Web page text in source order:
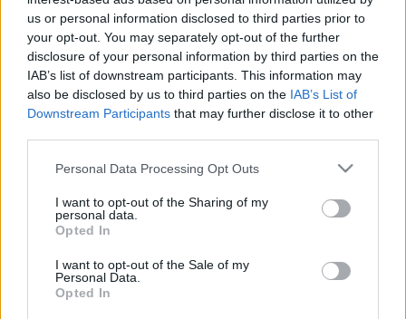
us or personal information disclosed to third parties prior to
your opt-out. You may separately opt-out of the further
disclosure of your personal information by third parties on the
IAB’s list of downstream participants. This information may
also be disclosed by us to third parties on the IAB’s List of
Downstream Participants that may further disclose it to other
Please note that this website/app uses one or more Google
not limited to your visit or usage behaviour. You may click to
grant or deny consent to Google and its third-party tags to
use your data for below specified purposes in below Google
consent section.
Personal Data Processing Opt Outs
I want to opt-out of the Sharing of my
personal data.
Opted In
I want to opt-out of the Sale of my
Personal Data.
Opted In
26-án este a Millenáris Teátrumban! Stanley Clarke
(idén nyáron a Sportarénában járt nálunk Chick
Corea újraegyesült Return To Forever turnéjával),
Marcus Miller (legutóbb tavaly…
Koncert-ajánló: S.M.V.
Vihar közeleg... Nem is akármilyen, mely október 26-
án, vasárnap este eléri a Millenáris Parkot!Az
elektromos basszusgitár három királya, S. (Stanley
Clarke, a Return To Foreverből), M. (Marcus Miller,
Miles Davis egykori együtteséből) és V. (Victor
Wooten, a The Flecktones-ból) az…